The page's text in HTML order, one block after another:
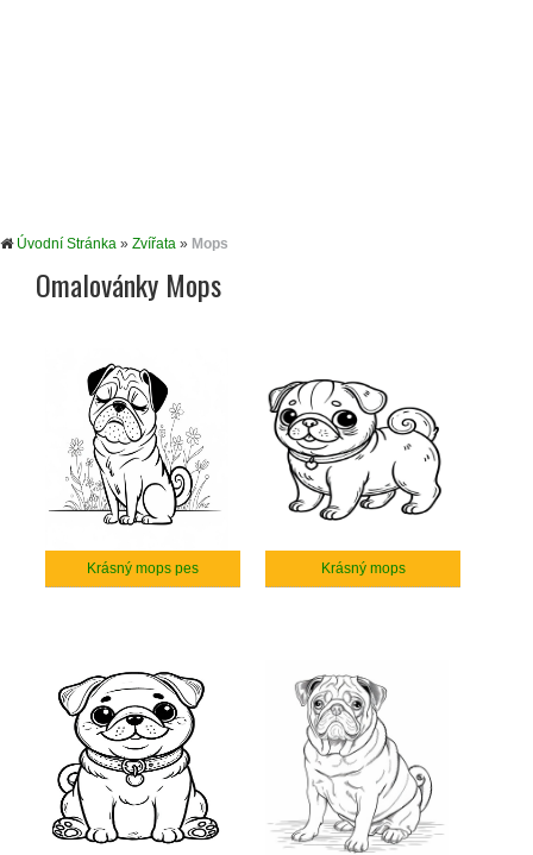
Úvodní Stránka » Zvířata » Mops
Omalovánky Mops
Krásný mops pes Krásný mops